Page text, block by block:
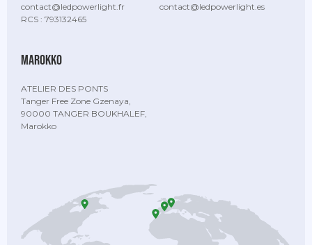
contact@ledpowerlight.fr
RCS : 793132465
contact@ledpowerlight.es
Marokko
ATELIER DES PONTS
Tanger Free Zone Gzenaya,
90000 TANGER BOUKHALEF,
Marokko